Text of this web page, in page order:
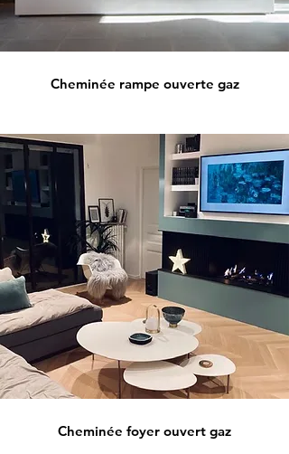
Cheminée rampe ouverte gaz
Cheminée foyer ouvert gaz